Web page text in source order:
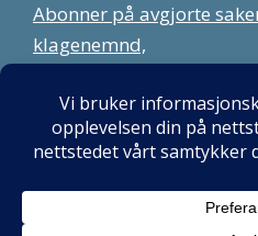
Abonner på avgjorte
klagenemnd,